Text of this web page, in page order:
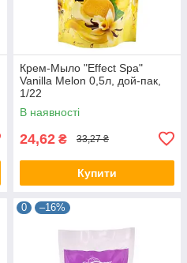
Крем-Мыло "Effect Spa"
Vanilla Melon 0,5л, дой-пак,
1/22
В наявності
24,62 ₴ 33,27 ₴
Купити
0 –16%